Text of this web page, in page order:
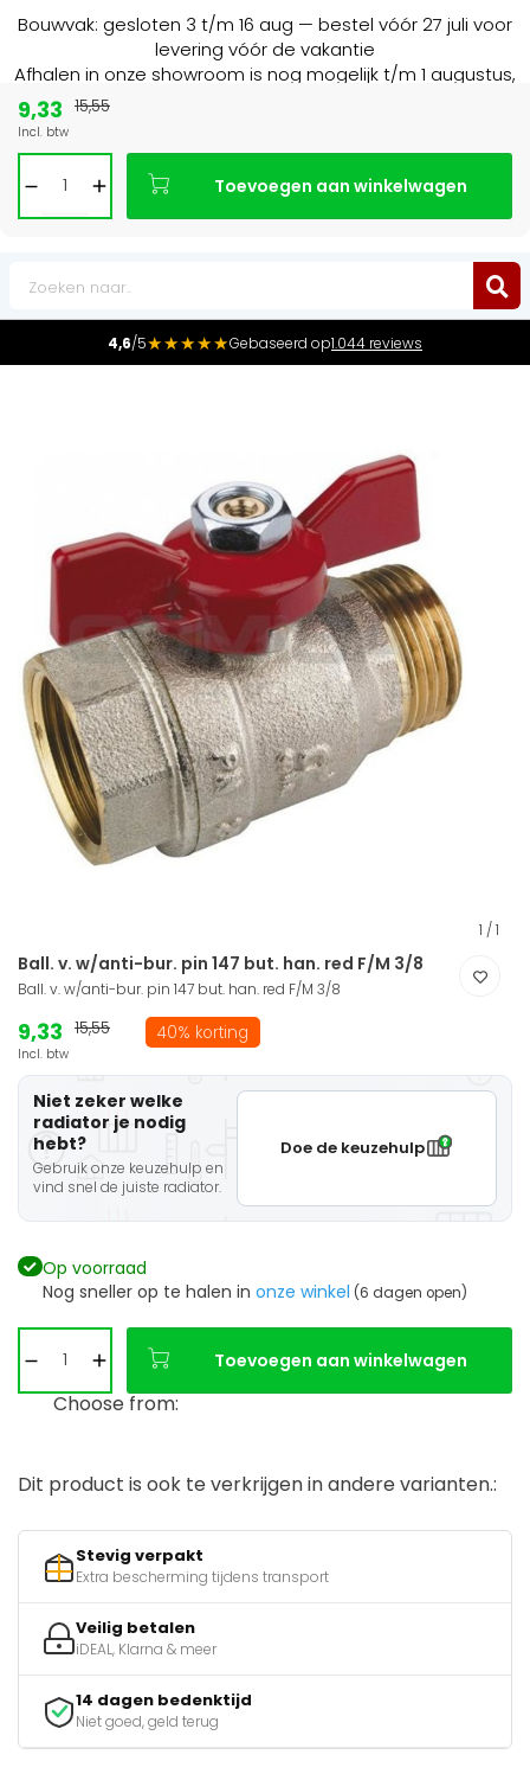
Bouwvak: gesloten 3 t/m 16 aug — bestel vóór 27 juli voor
levering vóór de vakantie
Afhalen in onze showroom is nog mogelijk t/m 1 augustus,
4,6/5★★★★★Gebaseerd op1.044 reviews
1 / 1
Ball. v. w/anti-bur. pin 147 but. han. red F/M 3/8
Ball. v. w/anti-bur. pin 147 but. han. red F/M 3/8
9,33
Incl. btw
15,55 40% korting
Niet zeker welke
radiator je nodig
hebt?
Gebruik onze keuzehulp en
vind snel de juiste radiator.
Doe de keuzehulp
Op voorraad
Nog sneller op te halen in onze winkel (6 dagen open)
Toevoegen aan winkelwagen
9,33
Incl. btw
15,55
Toevoegen aan winkelwagen
Choose from:
Dit product is ook te verkrijgen in andere varianten.:
Stevig verpakt
Extra bescherming tijdens transport
Veilig betalen
iDEAL, Klarna & meer
14 dagen bedenktijd
Niet goed, geld terug